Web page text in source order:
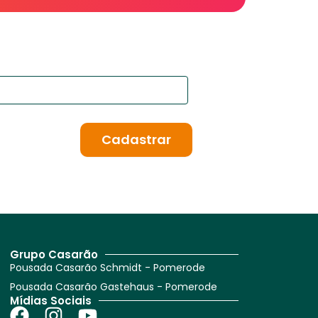
Cadastrar
Grupo Casarão
Pousada Casarão Schmidt - Pomerode
Pousada Casarão Gastehaus - Pomerode
Mídias Sociais